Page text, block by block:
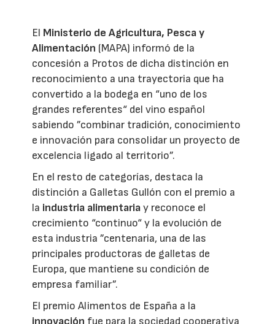
El Ministerio de Agricultura, Pesca y
Alimentación (MAPA) informó de la
concesión a Protos de dicha distinción en
reconocimiento a una trayectoria que ha
convertido a la bodega en “uno de los
grandes referentes“ del vino español
sabiendo ”combinar tradición, conocimiento
e innovación para consolidar un proyecto de
excelencia ligado al territorio”.
En el resto de categorías, destaca la
distinción a Galletas Gullón con el premio a
la industria alimentariay reconoce el
crecimiento “continuo“ y la evolución de
esta industria ”centenaria, una de las
principales productoras de galletas de
Europa, que mantiene su condición de
empresa familiar”.
El premio Alimentos de España a la
innovación fue para la sociedad cooperativa